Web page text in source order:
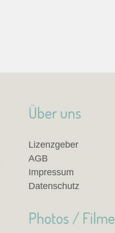
Über uns
Lizenzgeber
AGB
Impressum
Datenschutz
Photos / Filme